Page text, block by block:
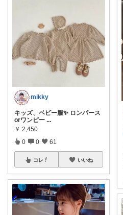
mikky
キッズ、ベビー服✨ ロンパース
orワンピー ...
￥ 2,450
0 0 61
コレ いいね